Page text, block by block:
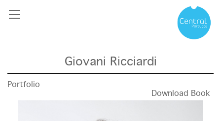
Giovani Ricciardi
Portfolio
Download Book